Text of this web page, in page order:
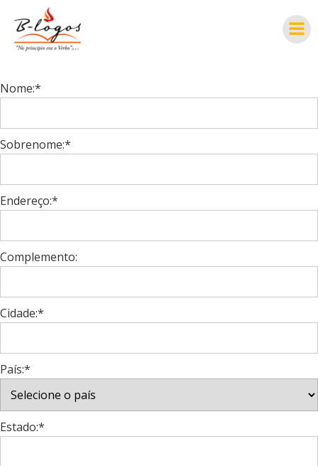
Nome:*
Sobrenome:*
Endereço:*
Complemento:
Cidade:*
País:*
Estado:*